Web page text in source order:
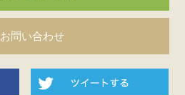
お問い合わせ